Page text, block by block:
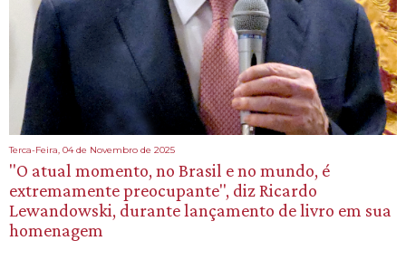
Terca-Feira, 04 de Novembro de 2025
"O atual momento, no Brasil e no mundo, é
extremamente preocupante", diz Ricardo
Lewandowski, durante lançamento de livro em sua
homenagem